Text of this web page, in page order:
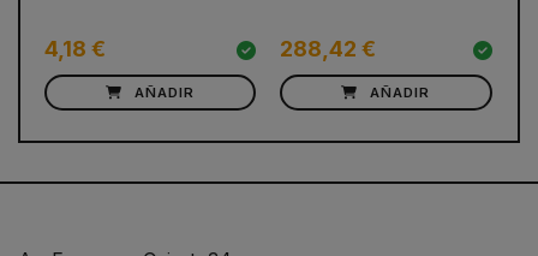
4,18 €
AÑADIR
288,42 €
AÑADIR